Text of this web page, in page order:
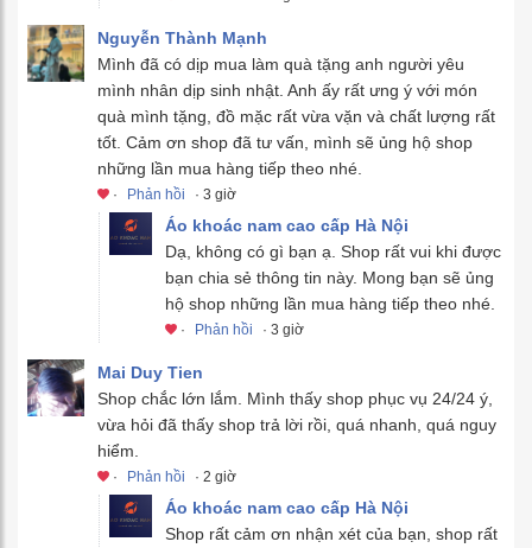
Nguyễn Thành Mạnh
Mình đã có dịp mua làm quà tặng anh người yêu
mình nhân dịp sinh nhật. Anh ấy rất ưng ý với món
quà mình tặng, đồ mặc rất vừa vặn và chất lượng rất
tốt. Cảm ơn shop đã tư vấn, mình sẽ ủng hộ shop
những lần mua hàng tiếp theo nhé.
· Phản hồi · 3 giờ
Áo khoác nam cao cấp Hà Nội
Dạ, không có gì bạn ạ. Shop rất vui khi được
bạn chia sẻ thông tin này. Mong bạn sẽ ủng
hộ shop những lần mua hàng tiếp theo nhé.
· Phản hồi · 3 giờ
Mai Duy Tien
Shop chắc lớn lắm. Mình thấy shop phục vụ 24/24 ý,
vừa hỏi đã thấy shop trả lời rồi, quá nhanh, quá nguy
hiểm.
· Phản hồi · 2 giờ
Áo khoác nam cao cấp Hà Nội
Shop rất cảm ơn nhận xét của bạn, shop rất